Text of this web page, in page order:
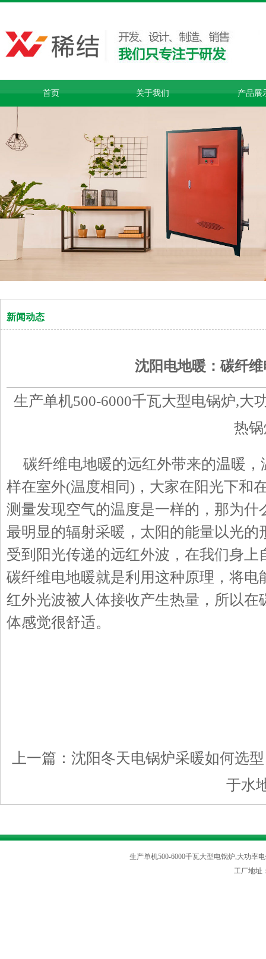
首页 关于我们 产品展
新闻动态
沈阳电地暖：碳纤
生产单机500-6000千瓦大型电锅炉,大
热
碳纤维电地暖的远红外带来的温暖
样在室外(温度相同 ) ，大家在阳光下和
测量发现空气的温度是一样的，那为什
最明显的辐射采暖，太阳的能量以光
受到阳光传递的远红外波，在我们身
碳纤维电地暖就是利用这种原理，将
红外光波被人体接收产生热量，所以
体感觉很舒适。
上一篇： 沈阳冬天电锅炉采暖如何选型
于水
生产单机500-6000千瓦大型电锅炉,大功率
工厂地址